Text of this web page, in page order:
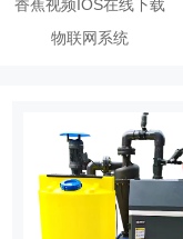
香蕉视频IOS在线下载
物联网系统